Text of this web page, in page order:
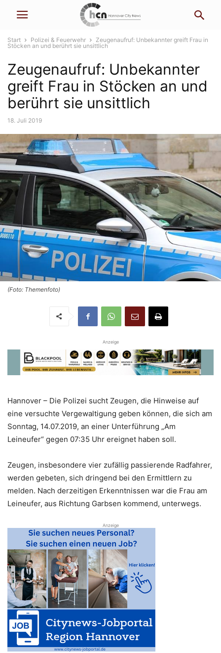
Start Polizei & Feuerwehr
Zeugenaufruf: Unbekannter greift Frau in
Stöcken an und berührt sie unsittlich
Zeugenaufruf: Unbekannter
greift Frau in Stöcken an und
berührt sie unsittlich
18. Juli 2019
(Foto: Themenfoto)
Anzeige
Hannover – Die Polizei sucht Zeugen, die Hinweise auf
eine versuchte Vergewaltigung geben können, die sich am
Sonntag, 14.07.2019, an einer Unterführung „Am
Leineufer“ gegen 07:35 Uhr ereignet haben soll.
Zeugen, insbesondere vier zufällig passierende Radfahrer,
werden gebeten, sich dringend bei den Ermittlern zu
melden. Nach derzeitigen Erkenntnissen war die Frau am
Leineufer, aus Richtung Garbsen kommend, unterwegs.
Anzeige